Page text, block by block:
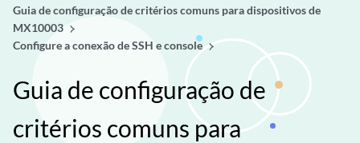
Guia de configuração de critérios comuns para dispositivos de
MX10003
Configure a conexão de SSH e console
Guia de configuração de
critérios comuns para